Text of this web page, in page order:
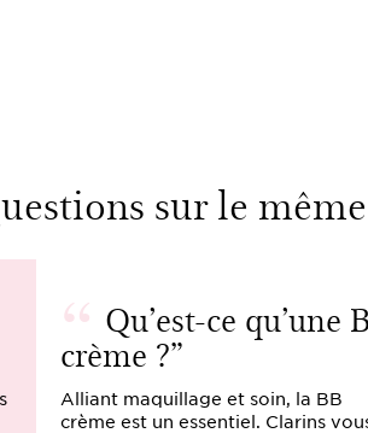
sur le
Qu’est-ce qu’une
crème ?
Alliant maquillage et soin, la BB
crème est un essentiel. Clarins